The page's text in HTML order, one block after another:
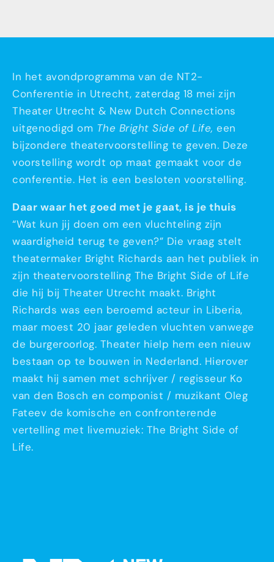
In het avondprogramma van de NT2-
Conferentie in Utrecht, zaterdag 18 mei zijn
Theater Utrecht & New Dutch Connections
uitgenodigd om The Bright Side of Life, een
bijzondere theatervoorstelling te geven. Deze
voorstelling wordt op maat gemaakt voor de
conferentie. Het is een besloten voorstelling.
Daar waar het goed met je gaat, is je thuis
“Wat kun jij doen om een vluchteling zijn
waardigheid terug te geven?” Die vraag stelt
theatermaker Bright Richards aan het publiek in
zijn theatervoorstelling The Bright Side of Life
die hij bij Theater Utrecht maakt. Bright
Richards was een beroemd acteur in Liberia,
maar moest 20 jaar geleden vluchten vanwege
de burgeroorlog. Theater hielp hem een nieuw
bestaan op te bouwen in Nederland. Hierover
maakt hij samen met schrijver / regisseur Ko
van den Bosch en componist / muzikant Oleg
Fateev de komische en confronterende
vertelling met livemuziek: The Bright Side of
Life.